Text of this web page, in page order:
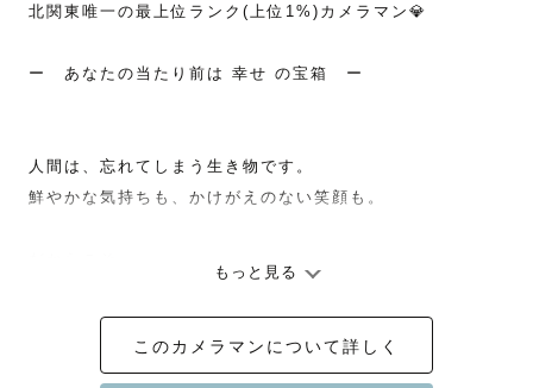
北関東唯一の最上位ランク(上位1%)カメラマン💎
ー　あなたの当たり前は 幸せ の宝箱　ー
人間は、忘れてしまう生き物です。
鮮やかな気持ちも、かけがえのない笑顔も。
色褪せない思い出をプレゼントしたい。
もっと見る
このカメラマンについて詳しく